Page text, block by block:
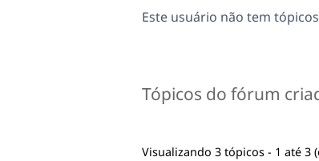
Este usuário não tem
Tópicos do fórum
Visualizando 3 tópicos - 1 até 3